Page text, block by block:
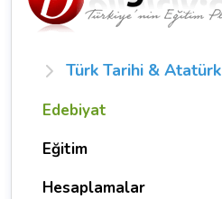
Türk Tarihi & Atatürk
Edebiyat
Eğitim
Hesaplamalar